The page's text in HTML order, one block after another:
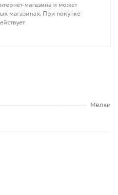
магазина и может
магазинах. При покупке
Мелки